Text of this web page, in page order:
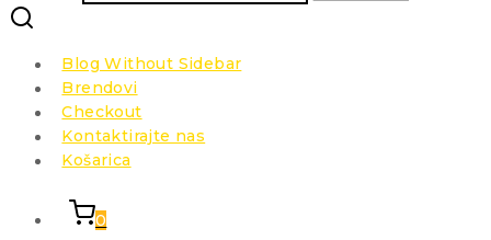
Blog Without Sidebar
Brendovi
Checkout
Kontaktirajte nas
Košarica
0